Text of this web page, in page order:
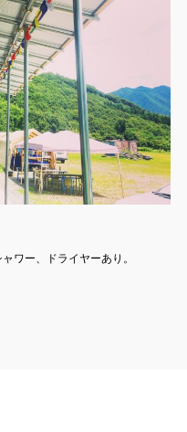
ワー、ドライヤーあり。